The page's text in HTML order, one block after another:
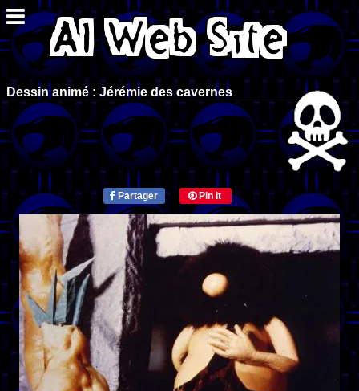
Dessin animé : Jérémie des cavernes
Partager Pin it